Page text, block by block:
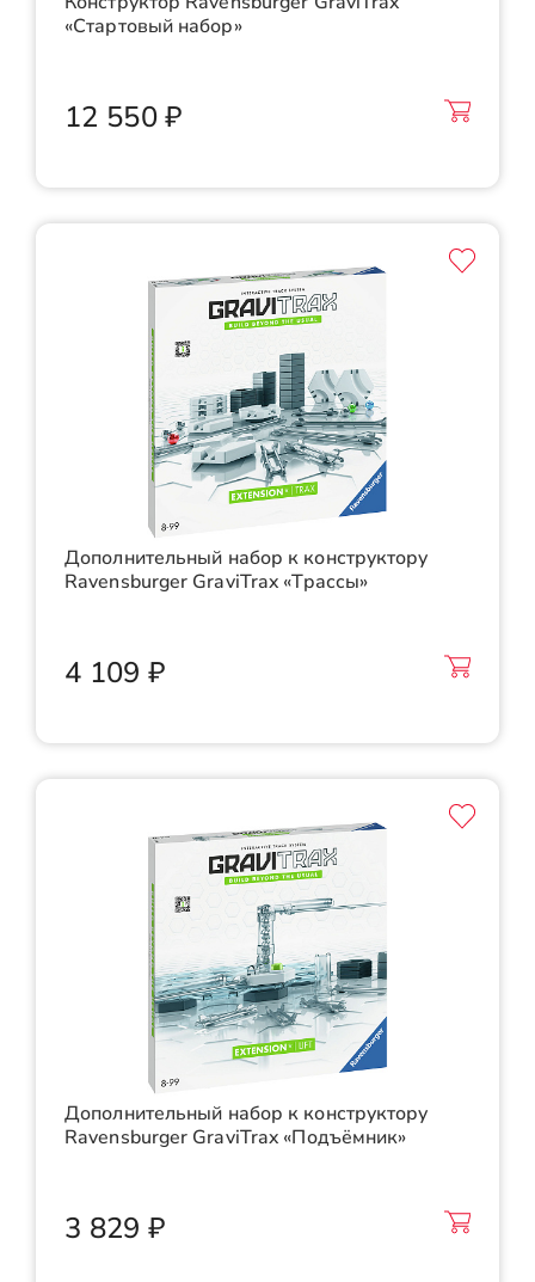
«Стартовый набор»
12 550 ₽
Дополнительный набор к конструктору
Ravensburger GraviTrax «Трассы»
4 109 ₽
Дополнительный набор к конструктору
Ravensburger GraviTrax «Подъёмник»
3 829 ₽